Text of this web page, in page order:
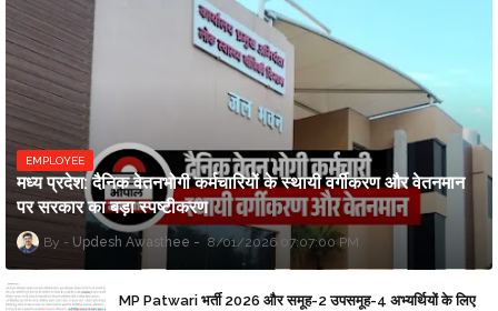
EMPLOYEE
मध्य प्रदेश: दैनिक वेतनभोगी कर्मचारियों के स्थायी वर्गीकरण और वेतनमान
पर सरकार का बड़ा स्पष्टीकरण
Updesh Awasthee 8/01/2026 07:07:00 PM
MP Patwari भर्ती 2026 और समूह-2 उपसमूह-4 अभ्यर्थियों के लिए